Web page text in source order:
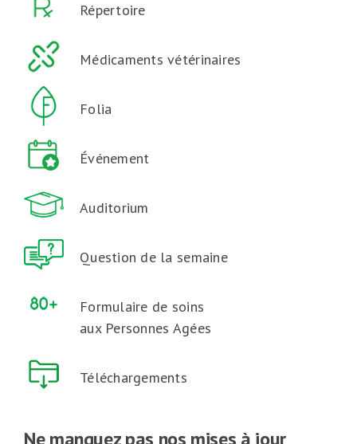
Répertoire
Médicaments vétérinaires
Folia
Événement
Auditorium
Question de la semaine
Formulaire de soins
aux Personnes Agées
Téléchargements
Ne manquez pas nos mises à jour